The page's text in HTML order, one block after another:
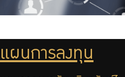
ลงทุน
รายงานผลการดำเนินงาน
แผนการลงทุน